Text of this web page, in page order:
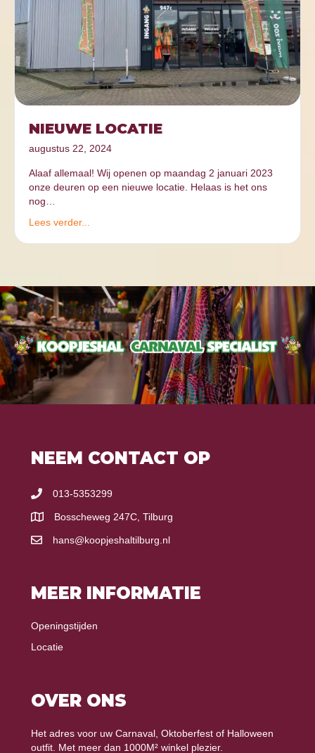
NIEUWE LOCATIE
augustus 22, 2024
Alaaf allemaal! Wij openen op maandag 2 januari 2023
onze deuren op een nieuwe locatie. Helaas is het ons
nog…
Lees verder...
NEEM CONTACT OP
013-5353299
Bosscheweg 247C, Tilburg
hans@koopjeshaltilburg.nl
MEER INFORMATIE
Openingstijden
Locatie
OVER ONS
Het adres voor uw Carnaval, Oktoberfest of Halloween
outfit. Met meer dan 1000M² winkel plezier.